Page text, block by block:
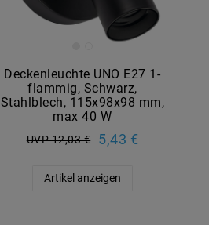
Deckenleuchte UNO E27 1-
flammig, Schwarz,
Stahlblech, 115x98x98 mm,
max 40 W
UVP 12,03 € 5,43 €
Artikel anzeigen